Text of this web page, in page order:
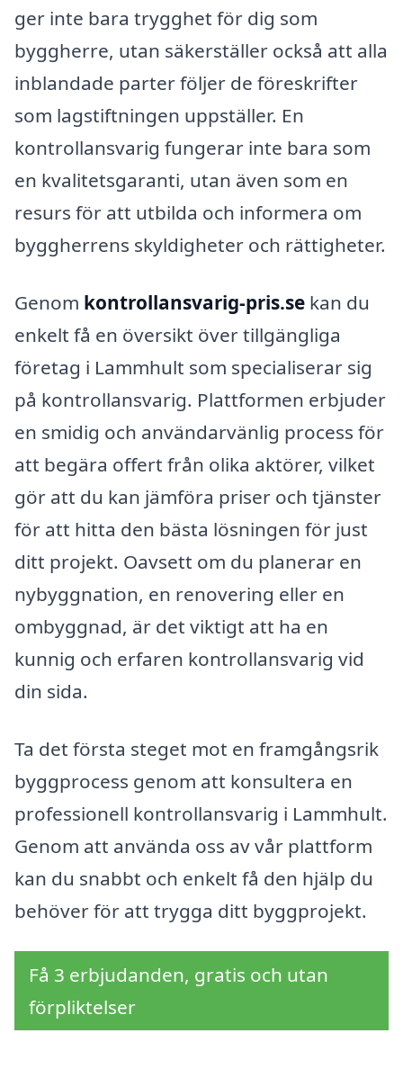
ger inte bara trygghet för dig som
byggherre, utan säkerställer också att alla
inblandade parter följer de föreskrifter
som lagstiftningen uppställer. En
kontrollansvarig fungerar inte bara som
en kvalitetsgaranti, utan även som en
resurs för att utbilda och informera om
byggherrens skyldigheter och rättigheter.
Genom kontrollansvarig-pris.se kan du
enkelt få en översikt över tillgängliga
företag i Lammhult som specialiserar sig
på kontrollansvarig. Plattformen erbjuder
en smidig och användarvänlig process för
att begära offert från olika aktörer, vilket
gör att du kan jämföra priser och tjänster
för att hitta den bästa lösningen för just
ditt projekt. Oavsett om du planerar en
nybyggnation, en renovering eller en
ombyggnad, är det viktigt att ha en
kunnig och erfaren kontrollansvarig vid
din sida.
Ta det första steget mot en framgångsrik
byggprocess genom att konsultera en
professionell kontrollansvarig i Lammhult.
Genom att använda oss av vår plattform
kan du snabbt och enkelt få den hjälp du
behöver för att trygga ditt byggprojekt.
Få 3 erbjudanden, gratis och utan
förpliktelser